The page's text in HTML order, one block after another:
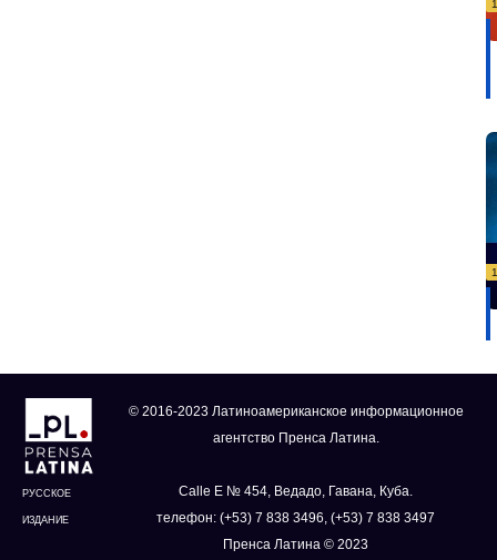
РУССКОЕ
ИЗДАНИЕ
© 2016-2023 Латиноамериканское информационное
агентство Пренса Латина.
Calle E № 454, Ведадо, Гавана, Куба.
телефон: (+53) 7 838 3496, (+53) 7 838 3497
Пренса Латина © 2023